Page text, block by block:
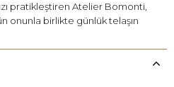
pratikleştiren Atelier Bomonti,
onunla birlikte günlük telaşın